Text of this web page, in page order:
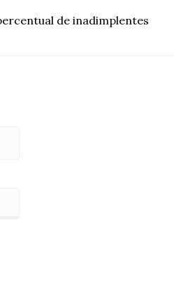
de inadimplentes